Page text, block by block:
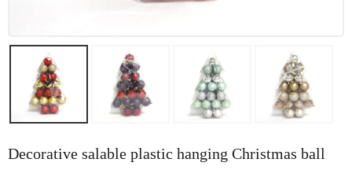
Decorative salable plastic hanging Christmas ball